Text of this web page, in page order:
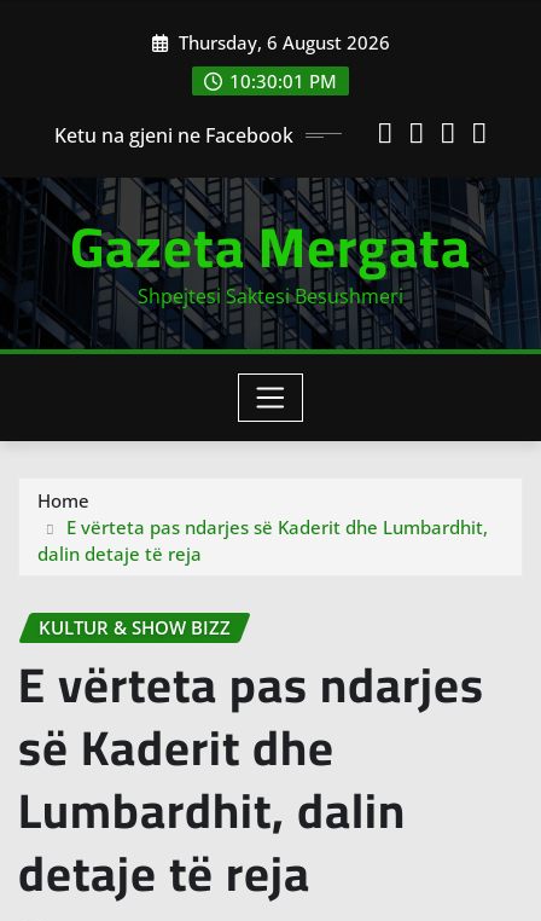
Thursday, 6 August 2026
10:30:02 PM
Ketu na gjeni ne Facebook
Gazeta Mergata
Shpejtesi Saktesi Besushmeri
Home
E vërteta pas ndarjes së Kaderit dhe Lumbardhit,
dalin detaje të reja
KULTUR & SHOW BIZZ
E vërteta pas ndarjes
së Kaderit dhe
Lumbardhit, dalin
detaje të reja